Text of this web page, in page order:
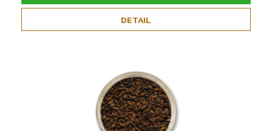
DETAIL